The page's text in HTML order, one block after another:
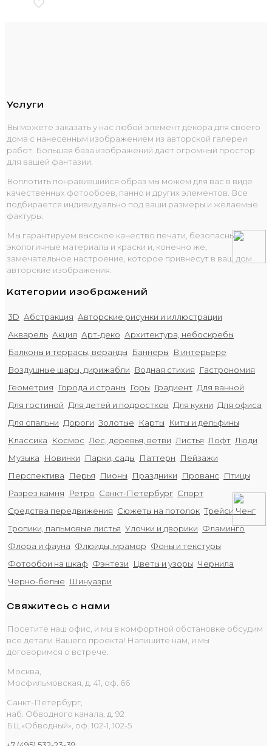
Услуги
Вы можете заказать у нас любой элемент декора для своего
дома с нанесенным изображением из авторской галереи
работ. Большая база изображений дает огромный простор
для вашей фантазии.
Воплотить понравившийся образ мы можем для вас в виде
качественных фотообоев, панно и других элементов. Все
подбирается индивидуально под ваши размеры и желаемые
фактуры.
Мы гарантируем высокое качество печати, безопасные
экологичные материалы и краски и, конечно же,
замечательное настроение, которое привнесут в ваш дом
авторские изображения.
Категории изображений
3D Абстракция Авторские рисунки и иллюстрации
Акварель Акция Арт-деко Архитектура, небоскребы
Балконы и террасы, веранды
Баннеры
В интерьере
Воздушные шары, дирижабли
Водная стихия
Гастрономия
Геометрия
Города и страны Горы Градиент Для ванной
Для гостиной Для детей и подростков Для кухни Для офиса
Для спальни Дороги Золотые Карты
Киты и дельфины
Классика
Космос Лес, деревья, ветви Листья Лофт Люди
Музыка
Новинки Парки, сады Паттерн
Пейзажи
Перспектива
Перья Пионы Праздники Прованс
Птицы
Разрез камня
Ретро Санкт-Петербург Спорт
Средства передвижения Сюжеты на потолок Трейси Ченг
Тропики, пальмовые листья Улочки и дворики Фламинго
Флора и фауна Флюиды, мрамор Фоны и текстуры
Фотообои на шкаф Фэнтези Цветы и узоры Чернила
Черно-белые
Шинуазри
Свяжитесь с нами
Посетите наш офис, и мы в комфортной обстановке обсудим
все детали Вашего проекта! Напишите нам, и мы
договоримся о встрече.
Москва,
Мосфильмовская, д. 41, оф. 66
Санкт-Петербург,
наб. Обводного канала, д. 92
БЦ «Обводный», оф. 102-1, 102-5